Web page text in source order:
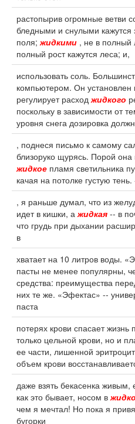
растопырив огромные ветви
бледными и снулыми
поля;жидкими , не в полный
полный рост кажутся леса; и,
использовать соль.
компьютером. Он установлен
регулирует расходжидкого
поскольку в зависимости от
уровня снега дозировка
, поднеся письмо к самому
близоруко щурясь. Порой она
жидкое пламя светильника
качая на потолке густую
, я раньше думал, что из
идет в кишки, ажидкая -- в
что грудь при дыхании
в
хватает на 10 литров воды.
пасты не менее популярны,
средства: преимущества
них те же. «Эфектас» --
паста
потерях крови спасает жизнь
только цельной крови, но и
ее части, лишенной
объем крови
даже взять бекасенка живым,
как это бывает, носом в
чем я мечтал! Но пока я
бугорки